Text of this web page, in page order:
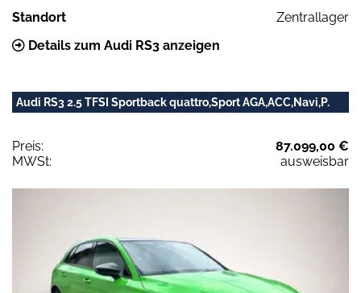
Standort
Zentrallager
Details zum Audi RS3 anzeigen
Audi RS3 2.5 TFSI Sportback quattro,Sport AGA,ACC,Navi,P.
Preis:
87.099,00 €
MWSt:
ausweisbar